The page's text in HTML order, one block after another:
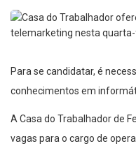
Para se candidatar, é
conhecimentos em
A Casa do Trabalhador de
vagas para o cargo de